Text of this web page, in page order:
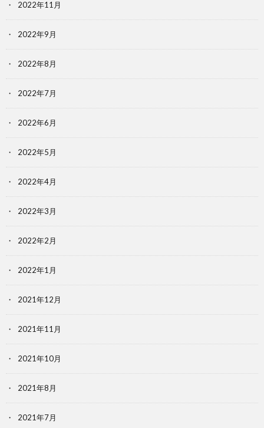
2022年11月
2022年9月
2022年8月
2022年7月
2022年6月
2022年5月
2022年4月
2022年3月
2022年2月
2022年1月
2021年12月
2021年11月
2021年10月
2021年8月
2021年7月